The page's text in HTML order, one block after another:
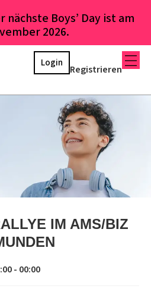
nächste Boys’ Day ist am
2026.
Registrieren
Login
IM AMS/BIZ
- 00:00